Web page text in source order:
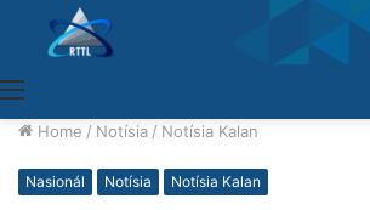
Home / Notísia / Notísia Kalan
Nasionál Notísia Notísia Kalan